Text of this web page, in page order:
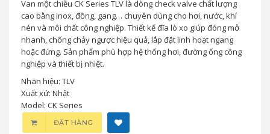
Van một chiều CK Series TLV là dòng check valve chất lượng
cao bằng inox, đồng, gang… chuyên dùng cho hơi, nước, khí
nén và môi chất công nghiệp. Thiết kế đĩa lò xo giúp đóng mở
nhanh, chống chảy ngược hiệu quả, lắp đặt linh hoạt ngang
hoặc đứng. Sản phẩm phù hợp hệ thống hơi, đường ống công
nghiệp và thiết bị nhiệt.
Nhãn hiệu: TLV
Xuất xứ: Nhật
Model: CK Series
ĐẶT HÀNG